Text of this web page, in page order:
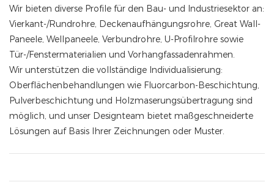
Wir bieten diverse Profile für den Bau- und Industriesektor an:
Vierkant-/Rundrohre, Deckenaufhängungsrohre, Great Wall-
Paneele, Wellpaneele, Verbundrohre, U-Profilrohre sowie
Tür-/Fenstermaterialien und Vorhangfassadenrahmen.
Wir unterstützen die vollständige Individualisierung:
Oberflächenbehandlungen wie Fluorcarbon-Beschichtung,
Pulverbeschichtung und Holzmaserungsübertragung sind
möglich, und unser Designteam bietet maßgeschneiderte
Lösungen auf Basis Ihrer Zeichnungen oder Muster.